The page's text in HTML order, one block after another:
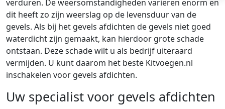
verduren. De weersomstandigheden variëren enorm en
dit heeft zo zijn weerslag op de levensduur van de
gevels. Als bij het gevels afdichten de gevels niet goed
waterdicht zijn gemaakt, kan hierdoor grote schade
ontstaan. Deze schade wilt u als bedrijf uiteraard
vermijden. U kunt daarom het beste Kitvoegen.nl
inschakelen voor gevels afdichten.
Uw specialist voor gevels afdichten